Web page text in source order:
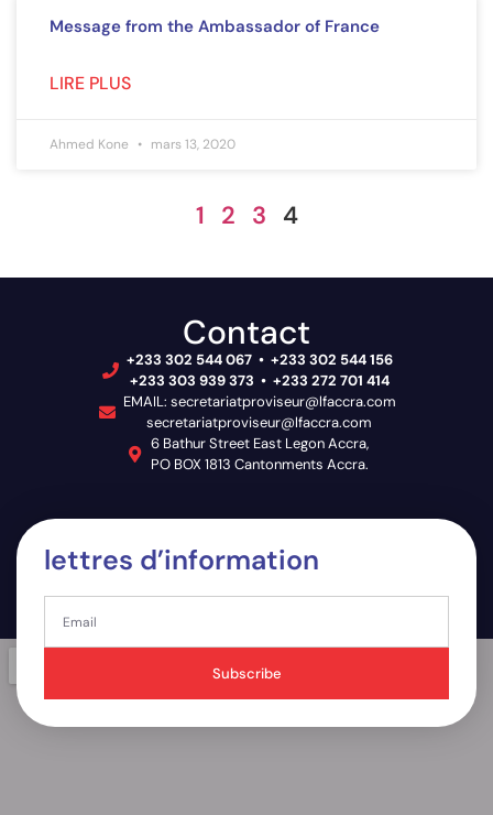
Message from the Ambassador of France
LIRE PLUS
Ahmed Kone mars 13, 2020
1 2 3 4
Contact
+233 302 544 067 • +233 302 544 156
+233 303 939 373 • +233 272 701 414
EMAIL: secretariatproviseur@lfaccra.com
secretariatproviseur@lfaccra.com
6 Bathur Street East Legon Accra,
PO BOX 1813 Cantonments Accra.
lettres d’information
Subscribe